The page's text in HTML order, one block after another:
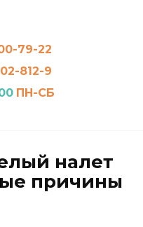
79-22
812-9
ПН-СБ
налет
причины